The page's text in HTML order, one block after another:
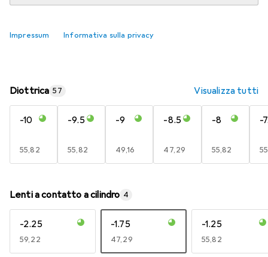
Impressum Informativa sulla privacy
Diottrica 57 Visualizza tutti
-10
EUR
55,82
-9.5
EUR
55,82
-9
EUR
49,16
-8.5
EUR
47,29
-8
EUR
55,82
-
Lenti a contatto a cilindro 4
-2.25
EUR
59,22
-1.75
EUR
47,29
-1.25
EUR
55,82